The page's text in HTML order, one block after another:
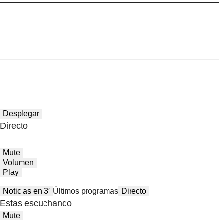
Desplegar
Directo
Mute
Volumen
Play
Noticias en 3′ Últimos programas Directo
Estas escuchando
Mute